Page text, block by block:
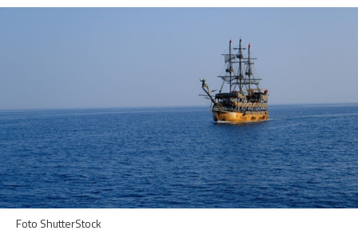
Foto ShutterStock